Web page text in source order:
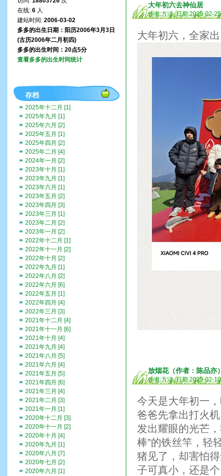
大年初六去神仙居
作者:方洁 日期:2025-02-25
大年初六，全家
放烟花（作者：陈品亦
作者:方洁 日期:2025-02-10
今天是大年初一
爸爸先拿出打火
发出耀眼的光芒
棒”的铁丝竿，轻
猪见了，却害怕
子可真小，还是
在线: 6 人
建站时间: 2006-03-02
多多的出生日期：阳历2006年3月3日
(古历2006年二月初四)
多多的出生时间：20点5分
查看多多的出生时间统计
存档
2025年十二月 [1]
2025年九月 [1]
2025年六月 [2]
2025年五月 [1]
2025年四月 [2]
2025年二月 [4]
2024年一月 [2]
2023年十月 [1]
2023年九月 [1]
2023年六月 [1]
2023年五月 [2]
2023年四月 [3]
2023年三月 [1]
2023年二月 [2]
2023年一月 [2]
2022年十二月 [1]
2022年十一月 [2]
2022年十月 [2]
2022年九月 [1]
2022年八月 [2]
2022年六月 [6]
2022年五月 [1]
2022年四月 [4]
2022年三月 [3]
2021年十二月 [4]
2021年十一月 [6]
2021年十月 [4]
2021年九月 [4]
2021年八月 [5]
2021年六月 [4]
2021年五月 [5]
2021年四月 [6]
2021年三月 [4]
2021年二月 [3]
2021年一月 [1]
2020年十二月 [3]
2020年十一月 [2]
2020年十月 [4]
2020年九月 [1]
2020年八月 [7]
2020年七月 [2]
2020年六月 [1]